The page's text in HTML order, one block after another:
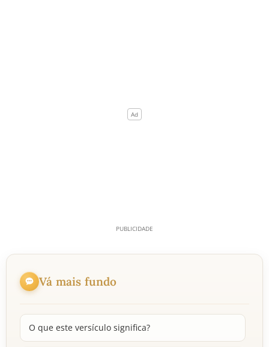
Vá mais fundo
O que este versículo significa?